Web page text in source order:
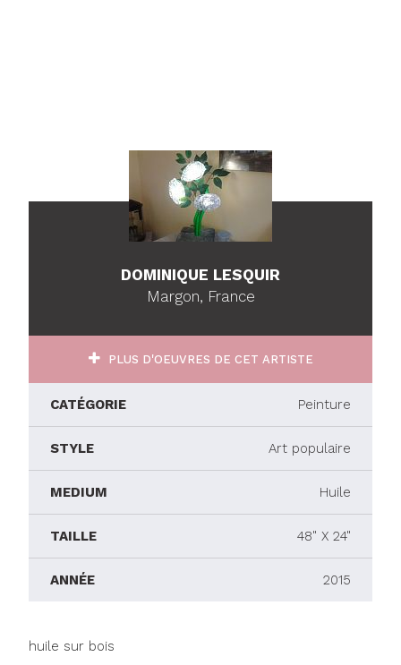
DOMINIQUE LESQUIR
Margon, France
PLUS D'OEUVRES DE CET ARTISTE
CATÉGORIE Peinture
STYLE Art populaire
MEDIUM Huile
TAILLE 48" X 24"
ANNÉE 2015
huile sur bois